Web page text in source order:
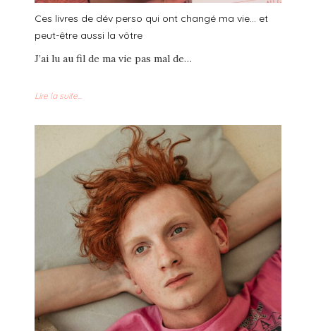
Ces livres de dév perso qui ont changé ma vie… et
peut-être aussi la vôtre
J’ai lu au fil de ma vie pas mal de…
Lire la suite...